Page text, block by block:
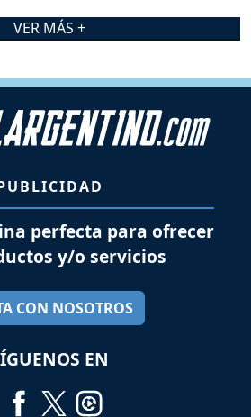
VER MÁS +
perfecta para ofrecer
y/o servicios
CON NOSOTROS
EN